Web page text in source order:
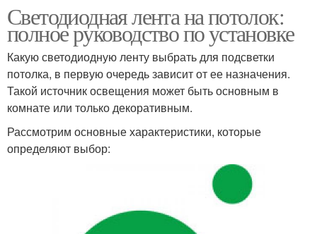
Светодиодная лента на потолок:
полное руководство по установке
Какую светодиодную ленту выбрать для подсветки
потолка, в первую очередь зависит от ее назначения.
Такой источник освещения может быть основным в
комнате или только декоративным.
Рассмотрим основные характеристики, которые
определяют выбор: